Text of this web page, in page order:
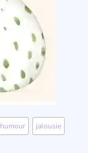
humour jalousie